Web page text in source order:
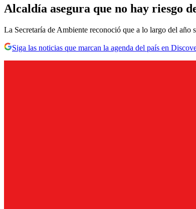
Alcaldía asegura que no hay riesgo
La Secretaría de Ambiente reconoció que a lo largo del año
Siga las noticias que marcan la agenda del país en